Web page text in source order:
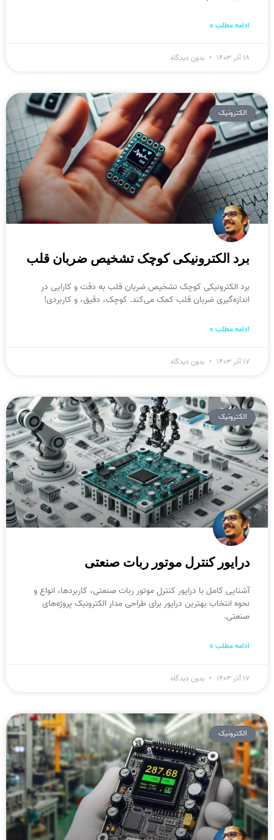
ادامه مطلب »
۱۸ آذر ۱۴۰۳ بدون دیدگاه
الکترونیک
برد الکترونیکی کوچک تشخیص ضربان قلب
برد الکترونیکی کوچک تشخیص ضربان قلب به دقت و کارایی در
اندازه‌گیری ضربان قلب کمک می‌کند. کوچک، دقیق، و کاربردی!
ادامه مطلب »
۱۷ آذر ۱۴۰۳ بدون دیدگاه
الکترونیک
درایور کنترل موتور ربات صنعتی
آشنایی کامل با درایور کنترل موتور ربات صنعتی، کاربردها، انواع و
نحوه انتخاب بهترین درایور برای طراحی مدار الکترونیک پروژه‌های
صنعتی.
ادامه مطلب »
۱۷ آذر ۱۴۰۳ بدون دیدگاه
الکترونیک